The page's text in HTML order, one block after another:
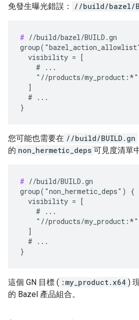
免發生曝光錯誤：
//build/bazel/
# //build/bazel/BUILD.gn
  visibility = [
    # ...
"//products/
  ]
  # ...
您可能也需要在 //build/BUILD.gn
的 non_hermetic_deps 可見度清單
# //build/BUILD.gn
group("non_hermetic_deps") {
  visibility = [
    # ...
"//products/
  ]
  # ...
這個 GN 目標 ( :my_product.x64 )
的 Bazel 產品組合。